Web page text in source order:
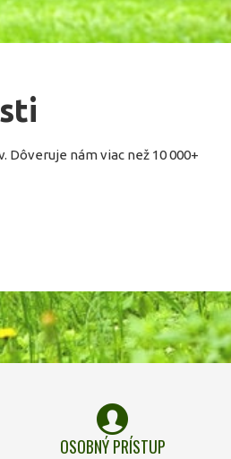
nám viac než 10 000+
OSOBNÝ PRÍSTUP